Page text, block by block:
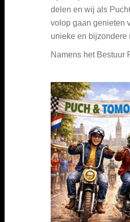
delen en wij als
volop gaan genieten
unieke en bijzondere
Namens het Bestuur